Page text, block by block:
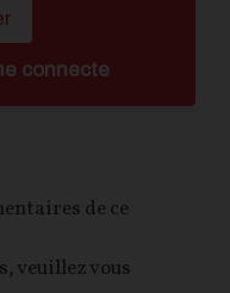
connecte
de ce
veuillez vous